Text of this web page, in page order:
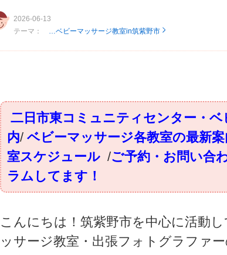
2026-06-13
テーマ：
…ベビーマッサージ教室in筑紫野市
二日市東コミュニティセンター・
内/ベビーマッサージ各教室の最新案
室スケジュール /ご予約・お問い合
ラムしてます！
こんにちは！筑紫野市を中心に活動
ッサージ教室・出張フォトグラファー